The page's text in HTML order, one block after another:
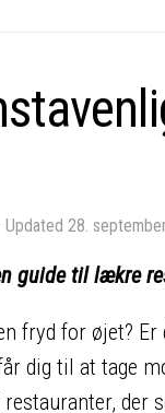
· Updated 28.
guide til lækre
fryd for øjet?
dig til at tage